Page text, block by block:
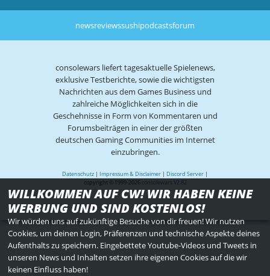
newsreviewssushipodcastsforum
consolewars liefert tagesaktuelle Spielenews,
exklusive Testberichte, sowie die wichtigsten
Nachrichten aus dem Games Business und
zahlreiche Möglichkeiten sich in die
Geschehnisse in Form von Kommentaren und
Forumsbeiträgen in einer der größten
deutschen Gaming Communities im Internet
einzubringen.
Datenschutz | Impressum & Disclaimer | Discord Server |
copyright © 1999-2026 consolewars V2.82
WILLKOMMEN AUF CW! WIR HABEN KEINE
WERBUNG UND SIND KOSTENLOS!
Wir würden uns auf zukünftige Besuche von dir freuen! Wir nutzen
Cookies, um deinen Login, Präferenzen und technische Aspekte deines
Aufenthalts zu speichern. Eingebettete Youtube-Videos und Tweets in
unseren News und Inhalten setzen ihre eigenen Cookies auf die wir
keinen Einfluss haben!